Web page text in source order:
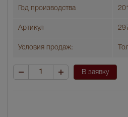
Год производства
Артикул
Условия продаж:
В заявку